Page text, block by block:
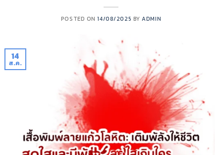
POSTED ON14/08/2025 BYADMIN
14
ส.ค.